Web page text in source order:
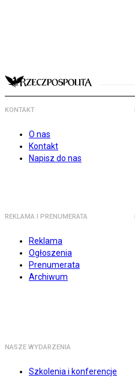
KONTAKT
O nas
Kontakt
Napisz do nas
REKLAMA I PRENUMERATA
Reklama
Ogłoszenia
Prenumerata
Archiwum
NASZE WYDARZENIA
Szkolenia i konferencje